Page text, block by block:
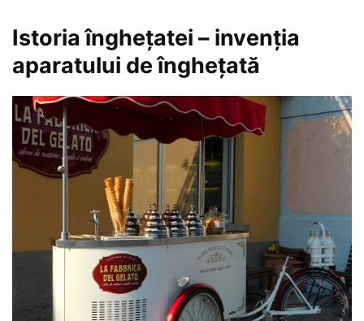
Istoria îngheţatei – invenția
aparatului de înghețată